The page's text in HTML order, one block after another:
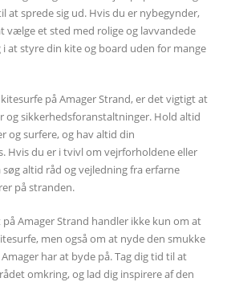
at sprede sig ud. Hvis du er nybegynder,
vælge et sted med rolige og lavvandede
at styre din kite og board uden for mange
på Amager Strand, er det vigtigt at
og sikkerhedsforanstaltninger. Hold altid
og surfere, og hav altid din
Hvis du er i tvivl om vejrforholdene eller
altid råd og vejledning fra erfarne
på stranden.
Amager Strand handler ikke kun om at
men også om at nyde den smukke
har at byde på. Tag dig tid til at
omkring, og lad dig inspirere af den